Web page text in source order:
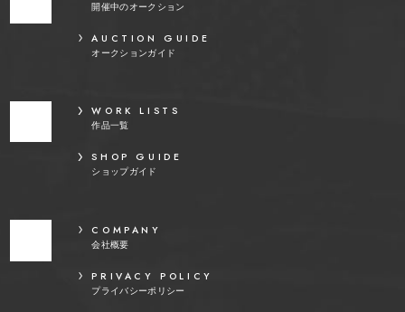
開催中のオークション
AUCTION GUIDE
オークションガイド
WORK LISTS
作品一覧
SHOP GUIDE
ショップガイド
COMPANY
会社概要
PRIVACY POLICY
プライバシーポリシー